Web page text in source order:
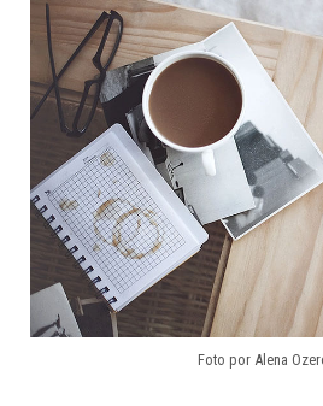
Foto por Alena